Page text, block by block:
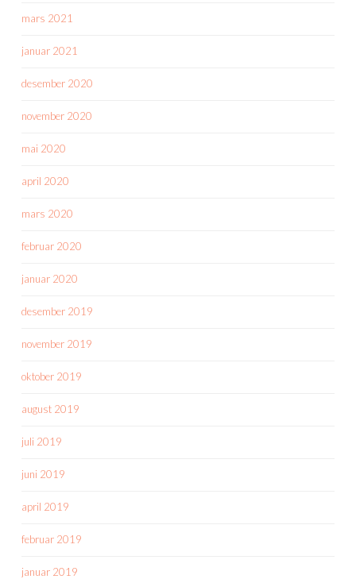
mars 2021
januar 2021
desember 2020
november 2020
mai 2020
april 2020
mars 2020
februar 2020
januar 2020
desember 2019
november 2019
oktober 2019
august 2019
juli 2019
juni 2019
april 2019
februar 2019
januar 2019